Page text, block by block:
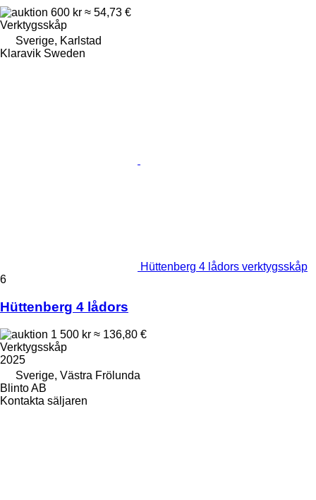
600 kr ≈ 54,73 €
Verktygsskåp
Sverige, Karlstad
Klaravik Sweden
Hüttenberg 4 lådors verktygsskåp
6
Hüttenberg 4 lådors
1 500 kr ≈ 136,80 €
Verktygsskåp
2025
Sverige, Västra Frölunda
Blinto AB
Kontakta säljaren